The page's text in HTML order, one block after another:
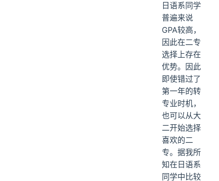
日语系同学
普遍来说
GPA较高，
因此在二专
选择上存在
优势。因此
即使错过了
第一年的转
专业时机，
也可以从大
二开始选择
喜欢的二
专。据我所
知在日语系
同学中比较